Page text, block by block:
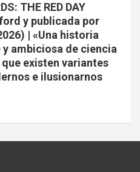
THE RED DAY
y publicada por
| «Una historia
ambiciosa de ciencia
existen variantes
e ilusionarnos